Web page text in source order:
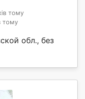
тому
тому
обл., без